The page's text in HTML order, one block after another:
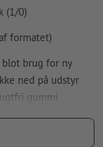
(1/0)
formatet)
blot brug for ny
ned på udstyr
gummi.
vær opmærksom